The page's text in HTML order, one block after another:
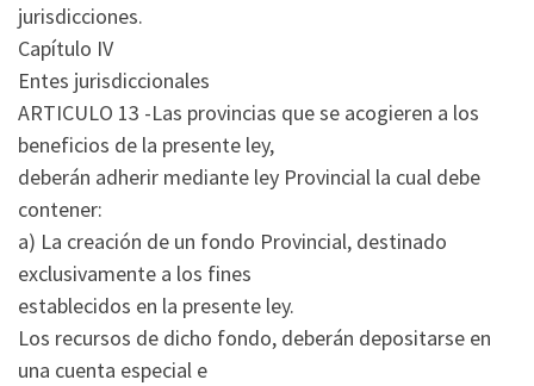
jurisdicciones.
Capítulo IV
Entes jurisdiccionales
ARTICULO 13 -Las provincias que se acogieren a los
beneficios de la presente ley,
deberán adherir mediante ley Provincial la cual debe
contener:
a) La creación de un fondo Provincial, destinado
exclusivamente a los fines
establecidos en la presente ley.
Los recursos de dicho fondo, deberán depositarse en
una cuenta especial e